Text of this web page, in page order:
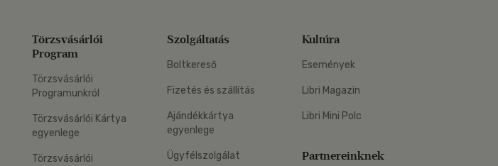
Törzsvásárlói
Program
Törzsvásárlói
Programunkról
Törzsvásárlói Kártya
egyenlege
Törzsvásárlói
Szolgáltatás
Boltkereső
Fizetés és szállítás
Ajándékkártya
egyenlege
Ügyfélszolgálat
Kultúra
Események
Libri Magazin
Libri Mini Polc
Partnereinknek